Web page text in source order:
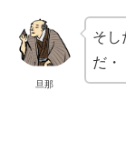
旦那
そし
だ・